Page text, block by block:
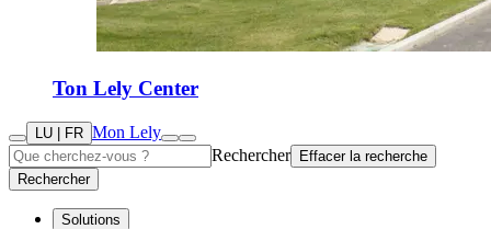
Ton Lely Center
LU | FR Mon Lely
Rechercher
Effacer la recherche
Rechercher
Solutions